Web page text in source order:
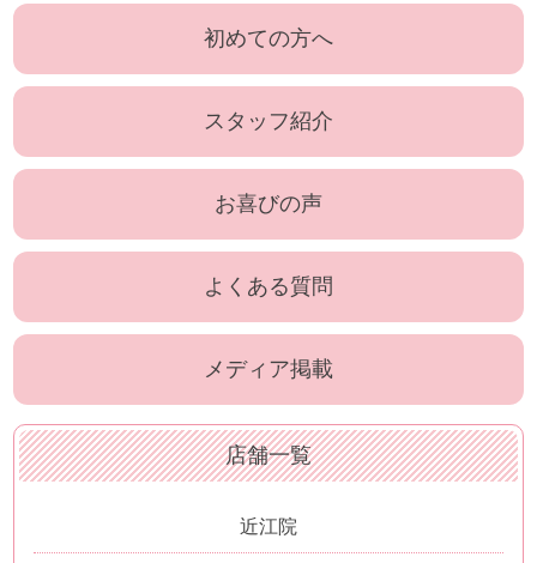
初めての方へ
スタッフ紹介
お喜びの声
よくある質問
メディア掲載
店舗一覧
近江院